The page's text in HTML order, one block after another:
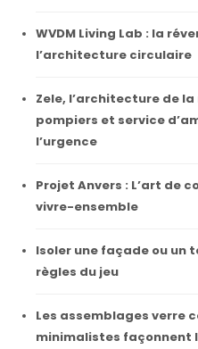
WVDM Living Lab : la
l’architecture circulaire
Zele, l’architecture de
pompiers et service
l’urgence
Projet Anvers : L’art de
vivre-ensemble
Isoler une façade ou un
règles du jeu
Les assemblages verre
minimalistes façonnent